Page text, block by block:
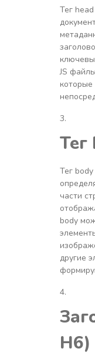
Тег
JS
Тег
Тег
части
body
другие
H6)